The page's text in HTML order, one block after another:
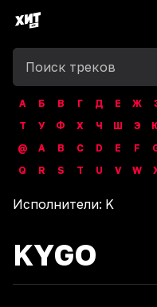
А Б В Г Д Е Ж
Т
У Ф Х Ч Ш Э
@
A B C D E F
Q
R S T U V W
Исполнители: K
KYGO